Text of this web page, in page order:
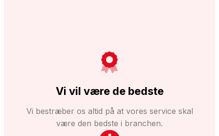
Vi vil være de bedste
Vi bestræber os altid på at vores service skal
være den bedste i branchen.